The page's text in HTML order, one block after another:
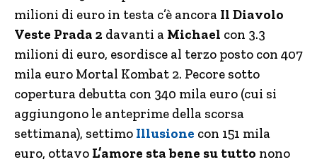
milioni di euro in testa c’è ancora Il Diavolo
Veste Prada 2 davanti a Michael con 3.3
milioni di euro, esordisce al terzo posto con 407
mila euro Mortal Kombat 2. Pecore sotto
copertura debutta con 340 mila euro (cui si
aggiungono le anteprime della scorsa
settimana), settimo Illusione con 151 mila
euro, ottavo L’amore sta bene su tutto nono